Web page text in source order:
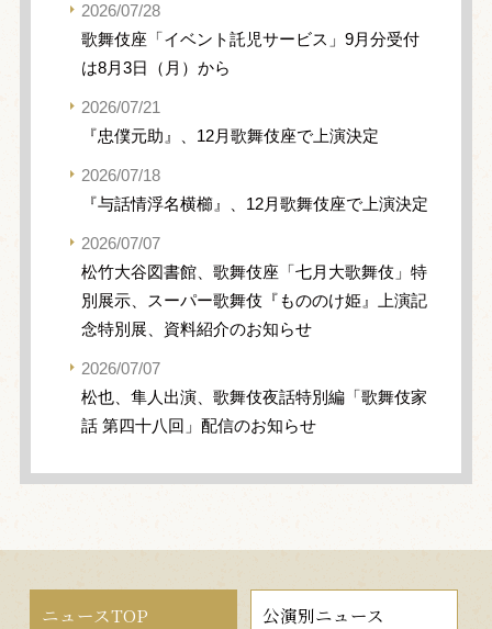
2026/07/28
歌舞伎座「イベント託児サービス」9月分受付
は8月3日（月）から
2026/07/21
『忠僕元助』、12月歌舞伎座で上演決定
2026/07/18
『与話情浮名横櫛』、12月歌舞伎座で上演決定
2026/07/07
松竹大谷図書館、歌舞伎座「七月大歌舞伎」特
別展示、スーパー歌舞伎『もののけ姫』上演記
念特別展、資料紹介のお知らせ
2026/07/07
松也、隼人出演、歌舞伎夜話特別編「歌舞伎家
話 第四十八回」配信のお知らせ
ニュースTOP 公演別ニュース